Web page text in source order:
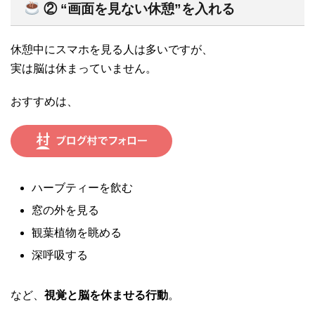
② “画面を見ない休憩”を入れる
休憩中にスマホを見る人は多いですが、
実は脳は休まっていません。
おすすめは、
ハーブティーを飲む
窓の外を見る
観葉植物を眺める
深呼吸する
など、 視覚と脳を休ませる行動。